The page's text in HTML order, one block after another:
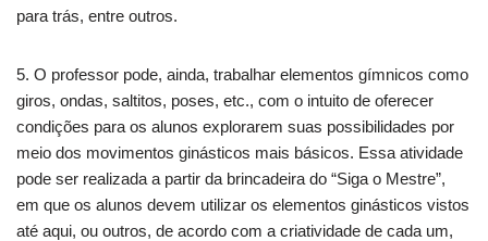
para trás, entre outros.
5. O professor pode, ainda, trabalhar elementos gímnicos como
giros, ondas, saltitos, poses, etc., com o intuito de oferecer
condições para os alunos explorarem suas possibilidades por
meio dos movimentos ginásticos mais básicos. Essa atividade
pode ser realizada a partir da brincadeira do “Siga o Mestre”,
em que os alunos devem utilizar os elementos ginásticos vistos
até aqui, ou outros, de acordo com a criatividade de cada um,